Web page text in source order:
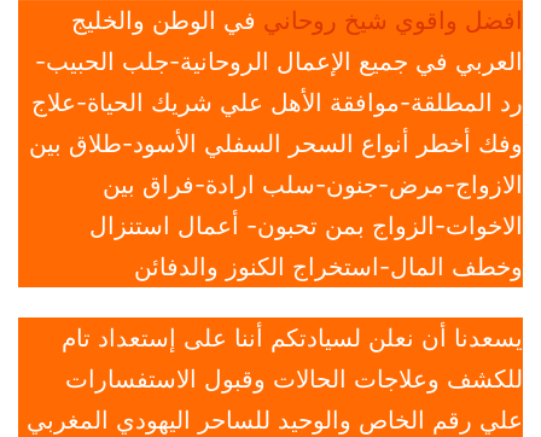
افضل واقوي شيخ روحاني في الوطن والخليج
العربي في جميع الإعمال الروحانية-جلب الحبيب-
رد المطلقة-موافقة الأهل علي شريك الحياة-علاج
وفك أخطر أنواع السحر السفلي الأسود-طلاق بين
الازواج-مرض-جنون-سلب ارادة-فراق بين
الاخوات-الزواج بمن تحبون- أعمال استنزال
وخطف المال-استخراج الكنوز والدفائن
يسعدنا أن نعلن لسيادتكم أننا على إستعداد تام
للكشف وعلاجات الحالات وقبول الاستفسارات
علي رقم الخاص والوحيد للساحر اليهودي المغربي